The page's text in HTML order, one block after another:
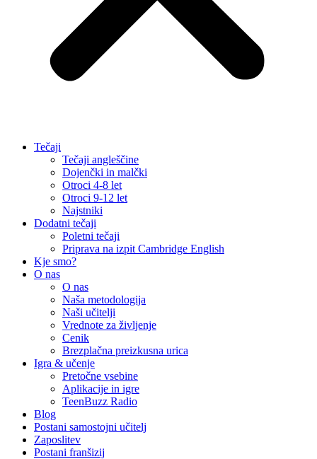
Tečaji
Tečaji angleščine
Dojenčki in malčki
Otroci 4-8 let
Otroci 9-12 let
Najstniki
Dodatni tečaji
Poletni tečaji
Priprava na izpit Cambridge English
Kje smo?
O nas
O nas
Naša metodologija​
Naši učitelji
Vrednote za življenje
Cenik
Brezplačna preizkusna urica
Igra & učenje
Pretočne vsebine
Aplikacije in igre
TeenBuzz Radio
Blog
Postani samostojni učitelj
Zaposlitev
Postani franšizij